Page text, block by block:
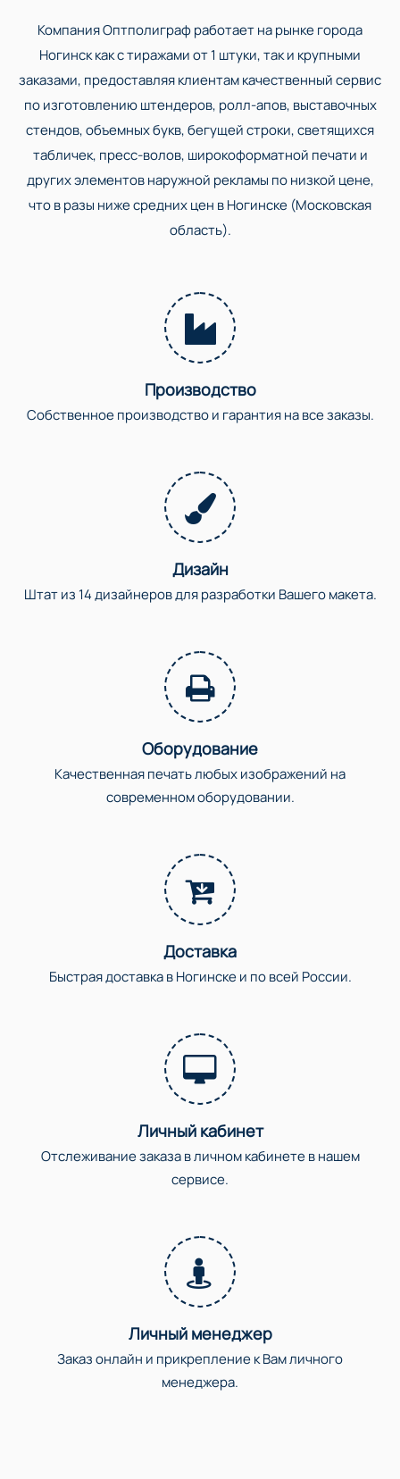
Компания Оптполиграф работает на рынке города
Ногинск как с тиражами от 1 штуки, так и крупными
заказами, предоставляя клиентам качественный сервис
по изготовлению штендеров, ролл-апов, выставочных
стендов, объемных букв, бегущей строки, светящихся
табличек, пресс-волов, широкоформатной печати и
других элементов наружной рекламы по низкой цене,
что в разы ниже средних цен в Ногинске (Московская
область).
Производство
Собственное производство и гарантия на все заказы.
Дизайн
Штат из 14 дизайнеров для разработки Вашего макета.
Оборудование
Качественная печать любых изображений на
современном оборудовании.
Доставка
Быстрая доставка в Ногинске и по всей России.
Личный кабинет
Отслеживание заказа в личном кабинете в нашем
сервисе.
Личный менеджер
Заказ онлайн и прикрепление к Вам личного
менеджера.